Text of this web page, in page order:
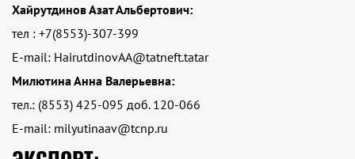
Хайрутдинов Азат Альбертович:
тел : +7(8553)-307-399
E-mail: HairutdinovAA@tatneft.tatar
Милютина Анна Валерьевна:
тел.: (8553) 425-095 доб. 120-066
E-mail: milyutinaav@tcnp.ru